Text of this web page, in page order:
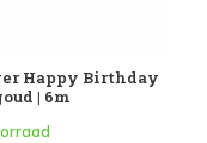
Happy Birthday
| 6m